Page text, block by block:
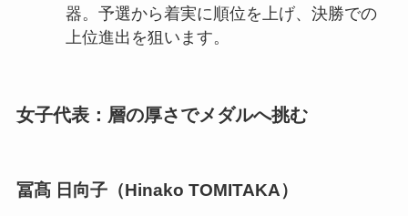
器。予選から着実に順位を上げ、決勝での
上位進出を狙います。
女子代表：層の厚さでメダルへ挑む
冨髙 日向子（Hinako TOMITAKA）